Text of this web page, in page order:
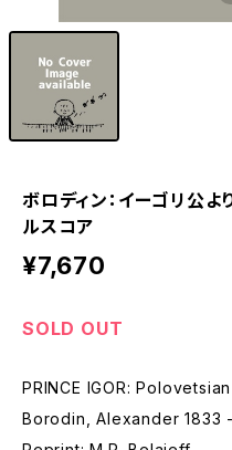
ボロディン：イーゴリ公
ルスコア
¥7,670
SOLD OUT
PRINCE IGOR:
Borodin, Alexander 1833